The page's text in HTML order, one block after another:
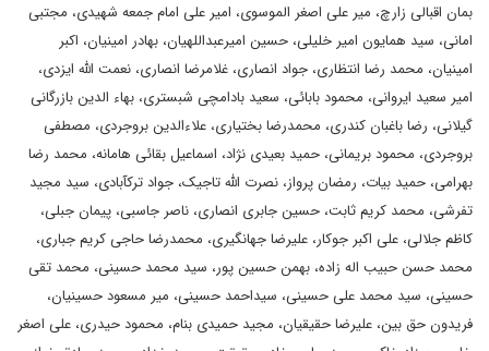
بمان اقبالی زارچ، میر علی اصغر الموسوی، امیر علی امام جمعه شهیدی، مجتبی
امانی، سید همایون امیر خلیلی، حسین امیرعبداللهیان، بهادر امینیان، اکبر
امینیان، محمد رضا انتظاری، جواد انصاری، غلامرضا انصاری، نعمت الله ایزدی،
امیر سعید ایروانی، محمود بابائی، سعید بادامچی شبستری، بهاء الدین بازرگانی
گیلانی، رضا باغبان کندری، محمدرضا بختیاری، علاءالدین بروجردی، مصطفی
بروجردی، محمود بریمانی، حمید بعیدی نژاد، اسماعیل بقائی هامانه، محمد رضا
بهرامی، حمید بیات، رمضان پرواز، نصرت الله تاجیک، جواد ترکآبادی، سید مجید
تفرشی، محمد کریم ثابت، حسین جابری انصاری، ناصر جاسبی، پیمان جبلی،
کاظم جلالی، علی اکبر جوکار، علیرضا جهانگیری، محمدرضا حاجی کریم جباری،
محمد حسن حبیب اله زاده، بهمن حسین پور، سید محمد حسینی، محمد تقی
حسینی، سید محمد علی حسینی، سیداحمد حسینی، میر مسعود حسینیان،
فریدون حق بین، علیرضا حقیقیان، مجید حمیدی بنام، محمود حیدری، علی اصغر